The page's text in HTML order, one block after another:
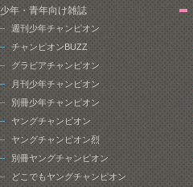
少年・青年向け雑誌
週刊少年チャンピオン
チャンピオンBUZZ
グラビアチャンピオン
月刊少年チャンピオン
別冊少年チャンピオン
ヤングチャンピオン
ヤングチャンピオン烈
別冊ヤングチャンピオン
どこでもヤングチャンピオン